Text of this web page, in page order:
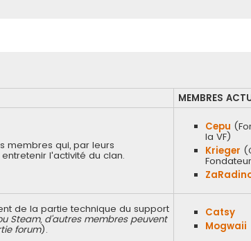
MEMBRES
membres qui, par leurs
l'activité du clan.
Cepu
la VF)
Krieger
de la partie technique du support
Steam, d'autres membres peuvent
forum).
Catsy
Mogwaii